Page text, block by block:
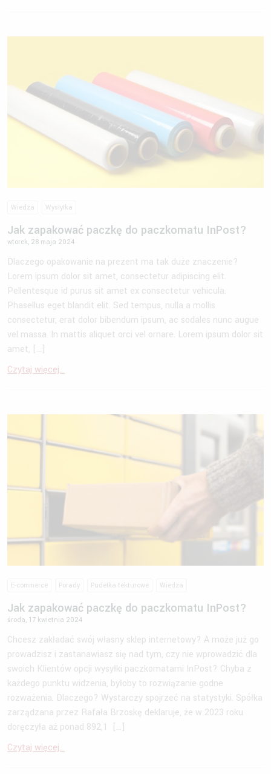
Wiedza Wysłyłka
Jak zapakować paczkę do paczkomatu InPost?
wtorek, 28 maja 2024
Dlaczego opakowanie na prezent ma tak duże znaczenie?
Lorem ipsum dolor sit amet, consectetur adipiscing elit.
Pellentesque id purus sit amet ex consectetur vehicula.
Phasellus eget blandit elit. Sed tempus, nulla a mollis
consectetur, erat dolor bibendum ipsum, ac sodales nunc augue
vel massa. In mattis aliquet orci vel ornare. Lorem ipsum dolor sit
amet, […]
Czytaj więcej...
E-commerce Porady Pudełka tekturowe Wiedza
Jak zapakować paczkę do paczkomatu InPost?
środa, 17 kwietnia 2024
Chcesz zakładać swój własny sklep internetowy? A może już go
prowadzisz i zastanawiasz się nad tym, czy nie wprowadzić dla
swoich Klientów opcji wysyłki paczkomatami InPost? Chyba z
każdego punktu widzenia, byłoby to rozwiązanie godne
rozważenia. Dlaczego? Wystarczy spojrzeć na statystyki. Spółka
zarządzana przez Rafała Brzoskę deklaruje, że w 2023 roku
doręczyła aż ponad 892,1 […]
Czytaj więcej...